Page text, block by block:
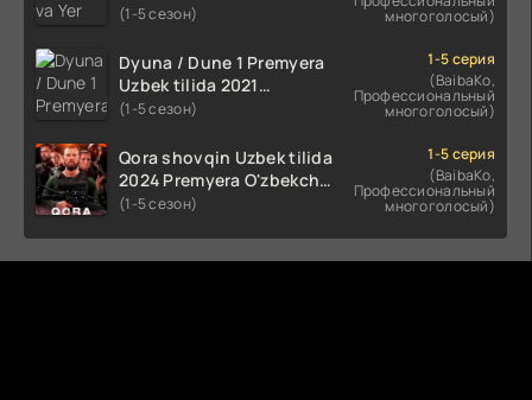
tarjima HD skachat
(1-5 сезон) многоголосый)
Dyuna / Dune 1 Premyera
Uzbek tilida 2021
O'zbekcha tarjima kino HD
(1-5 сезон)
1-5 серия
(BaibaKo,
Профессиональный
многоголосый)
Qora shovqin Uzbek tilida
2024 Premyera O'zbekcha
tarjima kino HD skachat
(1-5 сезон)
1-5 серия
(BaibaKo,
Профессиональный
многоголосый)